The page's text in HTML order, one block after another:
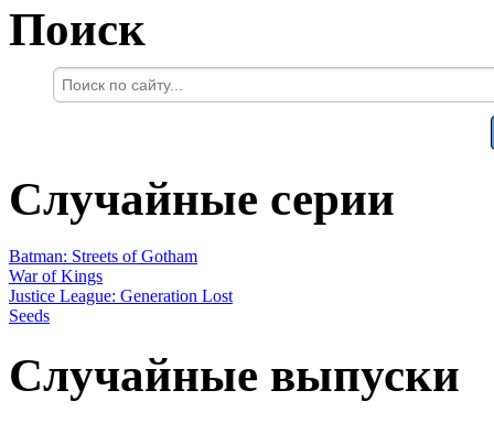
Поиск
Случайные серии
Batman: Streets of Gotham
War of Kings
Justice League: Generation Lost
Seeds
Случайные выпуски